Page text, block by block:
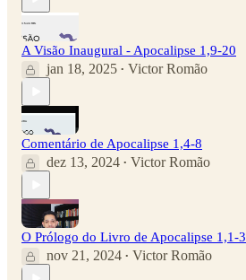
A Visão Inaugural - Apocalipse 1,9-20
jan 18, 2025 • Victor Romão
Comentário de Apocalipse 1,4-8
dez 13, 2024 • Victor Romão
O Prólogo do Livro de Apocalipse 1,1-3
nov 21, 2024 • Victor Romão